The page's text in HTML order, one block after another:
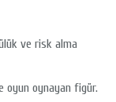
ve risk alma
oyun oynayan figür.